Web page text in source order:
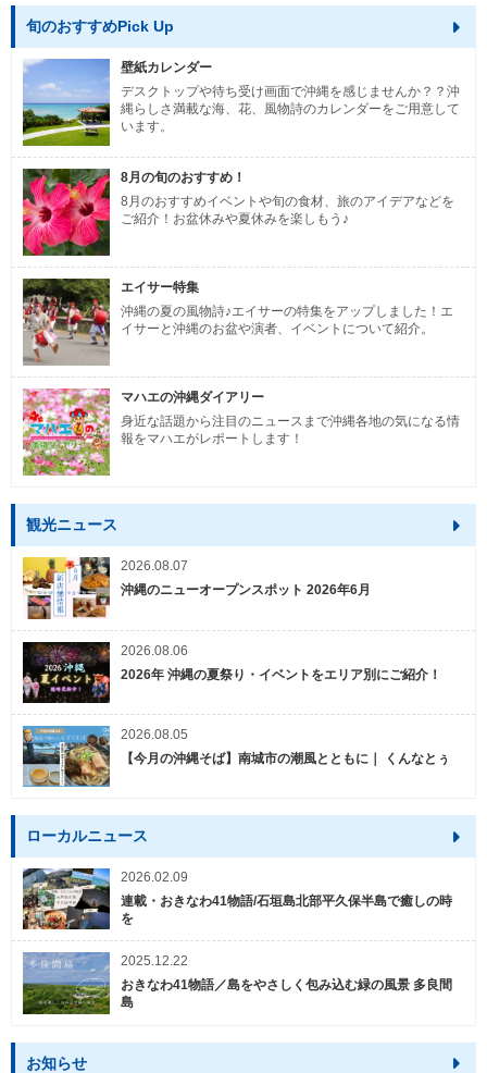
旬のおすすめPick Up
壁紙カレンダー
デスクトップや待ち受け画面で沖縄を感じませんか？？沖
縄らしさ満載な海、花、風物詩のカレンダーをご用意して
います。
8月の旬のおすすめ！
8月のおすすめイベントや旬の食材、旅のアイデアなどを
ご紹介！お盆休みや夏休みを楽しもう♪
エイサー特集
沖縄の夏の風物詩♪エイサーの特集をアップしました！エ
イサーと沖縄のお盆や演者、イベントについて紹介。
マハエの沖縄ダイアリー
身近な話題から注目のニュースまで沖縄各地の気になる情
報をマハエがレポートします！
観光ニュース
2026.08.07
沖縄のニューオープンスポット 2026年6月
2026.08.06
2026年 沖縄の夏祭り・イベントをエリア別にご紹介！
2026.08.05
【今月の沖縄そば】南城市の潮風とともに｜ くんなとぅ
ローカルニュース
2026.02.09
連載・おきなわ41物語/石垣島北部平久保半島で癒しの時
を
2025.12.22
おきなわ41物語／島をやさしく包み込む緑の風景 多良間
島
お知らせ